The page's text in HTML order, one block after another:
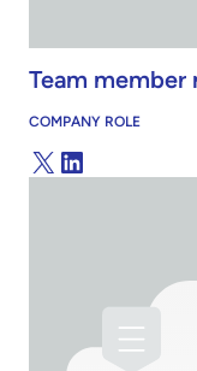
Team member
COMPANY ROLE
X LinkedIn